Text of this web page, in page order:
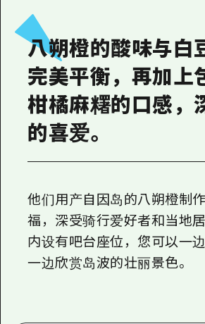
照片下载
灾难发生期间的交
广岛观光宣传册
八朔橙的酸味与白
完美平衡，再加上
柑橘麻糬的口感，
的喜爱。
他们用产自因岛的八朔橙制
福，深受骑行爱好者和当地
内设有吧台座位，您可以一边
一边欣赏岛波的壮丽景色。